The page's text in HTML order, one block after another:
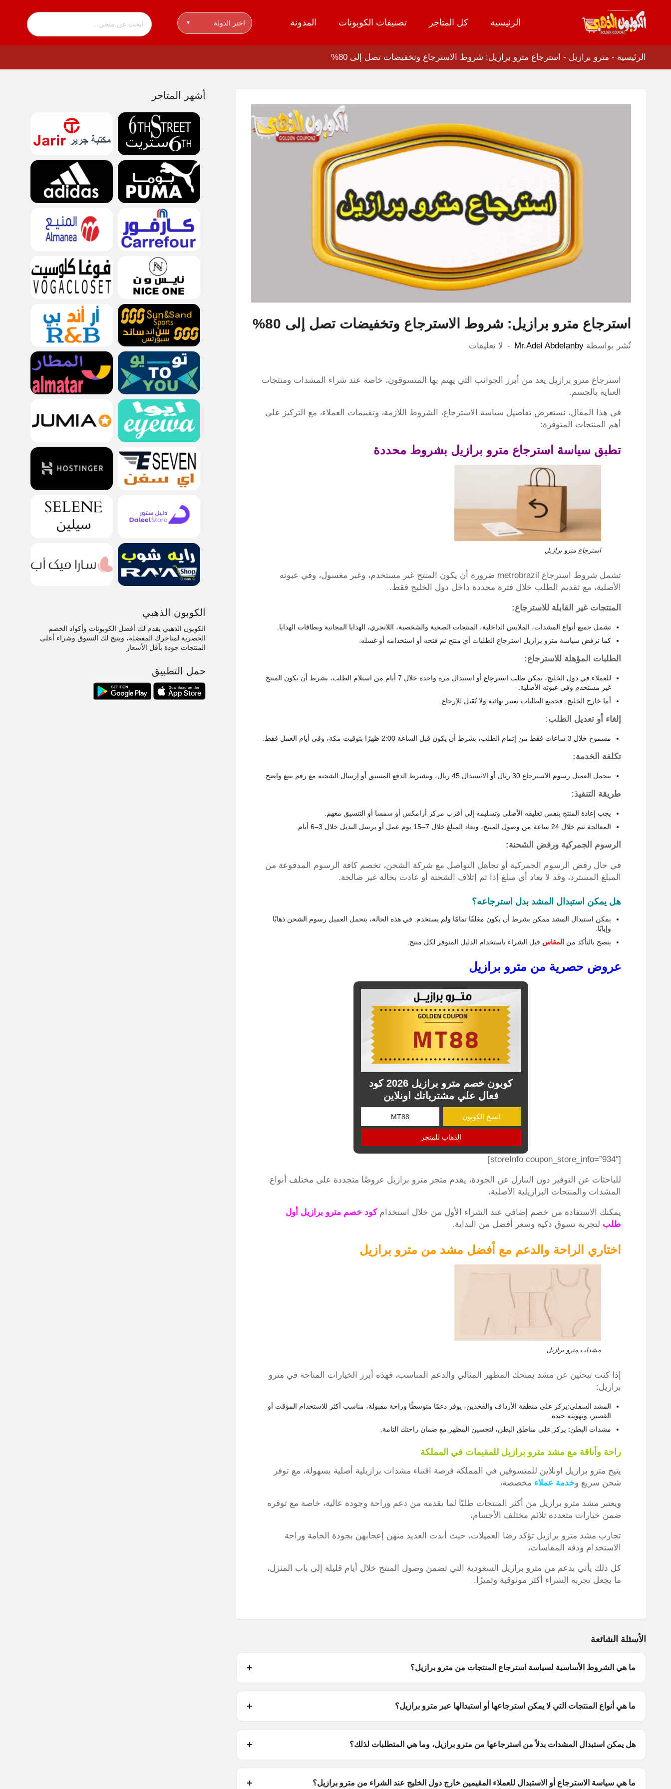
تخطي
المحتوى
الرئيسية كل المتاجر تصنيفات الكوبونات المدونة اختر الدولة ▾
الرئيسية - مترو برازيل - استرجاع مترو برازيل: شروط الاسترجاع وتخفيضات تصل إلى 80%
استرجاع مترو برازيل: شروط الاسترجاع وتخفيضات تصل إلى 80%
نٌشر بواسطة Mr.Adel Abdelanby لا تعليقات
استرجاع مترو برازيل يعد من أبرز الجوانب التي يهتم بها المتسوقون، خاصة عند شراء المشدات ومنتجات
العناية بالجسم.
في هذا المقال، نستعرض تفاصيل سياسة الاسترجاع، الشروط اللازمة، وتقييمات العملاء، مع التركيز على
أهم المنتجات المتوفرة:
تطبق سياسة استرجاع مترو برازيل بشروط محددة
استرجاع مترو برازيل
تشمل شروط استرجاع metrobrazil ضرورة أن يكون المنتج غير مستخدم، وغير مغسول، وفي عبوته
الأصلية، مع تقديم الطلب خلال فترة محددة داخل دول الخليج فقط.
المنتجات غير القابلة للاسترجاع:
تشمل جميع أنواع المشدات، الملابس الداخلية، المنتجات الصحية والشخصية، اللانجري، الهدايا المجانية وبطاقات الهدايا.
كما ترفض سياسة مترو برازيل استرجاع الطلبات أي منتج تم فتحه أو استخدامه أو غسله.
الطلبات المؤهلة للاسترجاع:
للعملاء في دول الخليج، يمكن طلب استرجاع
أو استبدال مرة واحدة خلال 7 أيام من استلام الطلب، بشرط أن يكون المنتج
غير مستخدم وفي عبوته الأصلية.
أما خارج الخليج، فجميع الطلبات تعتبر نهائية ولا تُقبل للإرجاع.
إلغاء أو تعديل الطلب:
مسموح خلال 3 ساعات فقط من إتمام الطلب، بشرط أن يكون قبل الساعة 2:00 ظهرًا بتوقيت مكة، وفي أيام العمل فقط.
تكلفة الخدمة:
يتحمل العميل رسوم الاسترجاع 30 ريال أو الاستبدال 45 ريال، ويشترط الدفع المسبق أو إرسال الشحنة مع رقم تتبع واضح.
طريقة التنفيذ:
يجب إعادة المنتج بنفس تغليفه الأصلي وتسليمه إلى أقرب مركز أرامكس أو سمسا أو التنسيق معهم.
المعالجة تتم خلال 24 ساعة من وصول المنتج، ويعاد المبلغ خلال 7–15 يوم عمل أو يرسل البديل خلال 3–6 أيام.
الرسوم الجمركية ورفض الشحنة:
في حال رفض الرسوم الجمركية أو تجاهل التواصل مع شركة الشحن، تخصم كافة الرسوم المدفوعة من
المبلغ المسترد، وقد لا يعاد أي مبلغ إذا تم إتلاف الشحنة أو عادت بحالة غير صالحة.
هل يمكن استبدال المشد بدل استرجاعه؟
يمكن استبدال المشد ممكن بشرط أن يكون مغلقًا تمامًا ولم يستخدم. في هذه الحالة، يتحمل العميل رسوم الشحن ذهابًا
وإيابًا.
ينصح بالتأكد من المقاس قبل الشراء باستخدام الدليل المتوفر لكل منتج.
عروض حصرية من مترو برازيل
كوبون خصم مترو برازيل 2026 كود
فعال علي مشترياتك اونلاين
انسخ الكوبون
الذهاب للمتجر
[storeInfo coupon_store_info=”934″]
للباحثات عن التوفير دون التنازل عن الجودة، يقدم متجر مترو برازيل عروضًا متجددة على مختلف أنواع
المشدات والمنتجات البرازيلية الأصلية،
يمكنك الاستفادة من خصم إضافي عند الشراء الأول من خلال استخدامكود خصم مترو برازيل أول
طلب لتجربة تسوق ذكية وسعر أفضل من البداية.
اختاري الراحة والدعم مع أفضل مشد من مترو برازيل
مشدات مترو برازيل
إذا كنت تبحثين عن مشد يمنحك المظهر المثالي والدعم المناسب، فهذه أبرز الخيارات المتاحة في مترو
برازيل:
المشد السفلي:يركز على منطقة الأرداف والفخذين، يوفر دعمًا متوسطًا وراحة مقبولة، مناسب أكثر للاستخدام المؤقت أو
القصير، وتهويته جيدة.
مشدات البطن: يركز على مناطق البطن، لتحسين المظهر مع ضمان راحتك التامة.
راحة وأناقة مع مشد مترو برازيل للمقيمات في المملكة
يتيح مترو برازيل اونلاين للمتسوقين في المملكة فرصة اقتناء مشدات برازيلية أصلية بسهولة، مع توفر
شحن سريع وخدمة عملاء مخصصة،
ويعتبر مشد مترو برازيل من أكثر المنتجات طلبًا لما يقدمه من دعم وراحة وجودة عالية، خاصة مع توفره
ضمن خيارات متعددة تلائم مختلف الأجسام،
تجارب مشد مترو برازيل تؤكد رضا العميلات، حيث أبدت العديد منهن إعجابهن بجودة الخامة وراحة
الاستخدام ودقة المقاسات،
كل ذلك يأتي بدعم من مترو برازيل السعودية التي تضمن وصول المنتج خلال أيام قليلة إلى باب المنزل،
ما يجعل تجربة الشراء أكثر موثوقية وتميزًا.
الأسئلة الشائعة
ما هي الشروط الأساسية لسياسة استرجاع المنتجات من مترو برازيل؟
ما هي أنواع المنتجات التي لا يمكن استرجاعها أو استبدالها عبر مترو برازيل؟
هل يمكن استبدال المشدات بدلاً من استرجاعها من مترو برازيل، وما هي المتطلبات لذلك؟
ما هي سياسة الاسترجاع أو الاستبدال للعملاء المقيمين خارج دول الخليج عند الشراء من مترو برازيل؟
أشهر المتاجر
الكوبون الذهبي
الكوبون الذهبي يقدم لك أفضل الكوبونات وأكواد الخصم
الحصرية لمتاجرك المفضلة، ويتيح لك التسوق وشراء أعلى
المنتجات جودة بأقل الأسعار
حمل التطبيق